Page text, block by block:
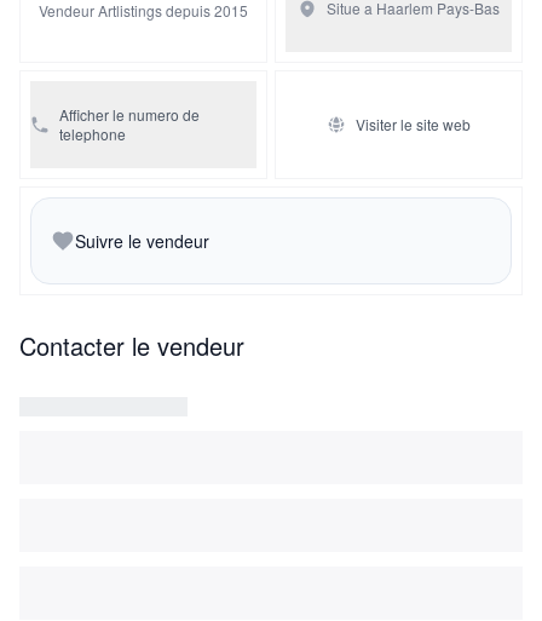
Vendeur Artlistings depuis 2015 Situe a Haarlem Pays-Bas
Afficher le numero de
telephone
Visiter le site web
Suivre le vendeur
Contacter le vendeur